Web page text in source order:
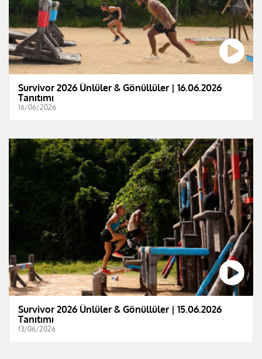
Survivor 2026 Ünlüler & Gönüllüler | 16.06.2026
Tanıtımı
16/06/2026
Survivor 2026 Ünlüler & Gönüllüler | 15.06.2026
Tanıtımı
13/06/2026